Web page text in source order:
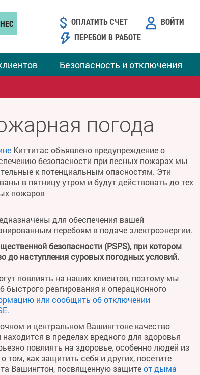
Безопасность и отключения
ОПЛАТИТЬ СЧЕТ
ВОЙТИ
ПЕРЕБОИ В РАБОТЕ
погода
Киттитас объявлено предупреждение о
безопасности при лесных пожарах мы
к потенциальным опасностям. Эти
в пятницу утром и будут действовать до тех
пожаров
для обеспечения вашей
перебоям в подаче электроэнергии.
безопасности (PSPS), при котором
до наступления суровых погодных условий.
повлиять на наших клиентов, поэтому мы
реагирования и операционного
или сообщить об отключении
и центральном Вашингтоне качество
в пределах вредного для здоровья
повлиять на здоровье, особенно людей из
как защитить себя и других, посетите
Вашингтон, посвященную защитеот дыма